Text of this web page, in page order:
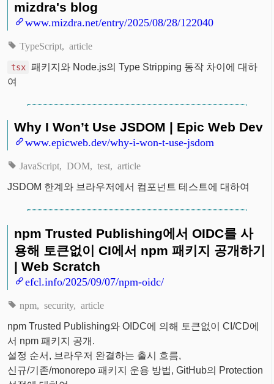
mizdra's blog
www.mizdra.net/entry/2025/08/28/122040
TypeScript article
tsx 패키지와 Node.js의 Type Stripping 동작 차이에 대하
여
Why I Won’t Use JSDOM | Epic Web Dev
www.epicweb.dev/why-i-won-t-use-jsdom
JavaScript DOM test article
JSDOM 한계와 브라우저에서 컴포넌트 테스트에 대하여
npm Trusted Publishing에서 OIDC를 사
용해 토큰없이 CI에서 npm 패키지 공개하기
| Web Scratch
efcl.info/2025/09/07/npm-oidc/
npm security article
npm Trusted Publishing와 OIDC에 의해 토큰없이 CI/CD에
서 npm 패키지 공개.
설정 순서, 브라우저 완결하는 출시 흐름,
신규/기존/monorepo 패키지 운용 방법, GitHub의 Protection